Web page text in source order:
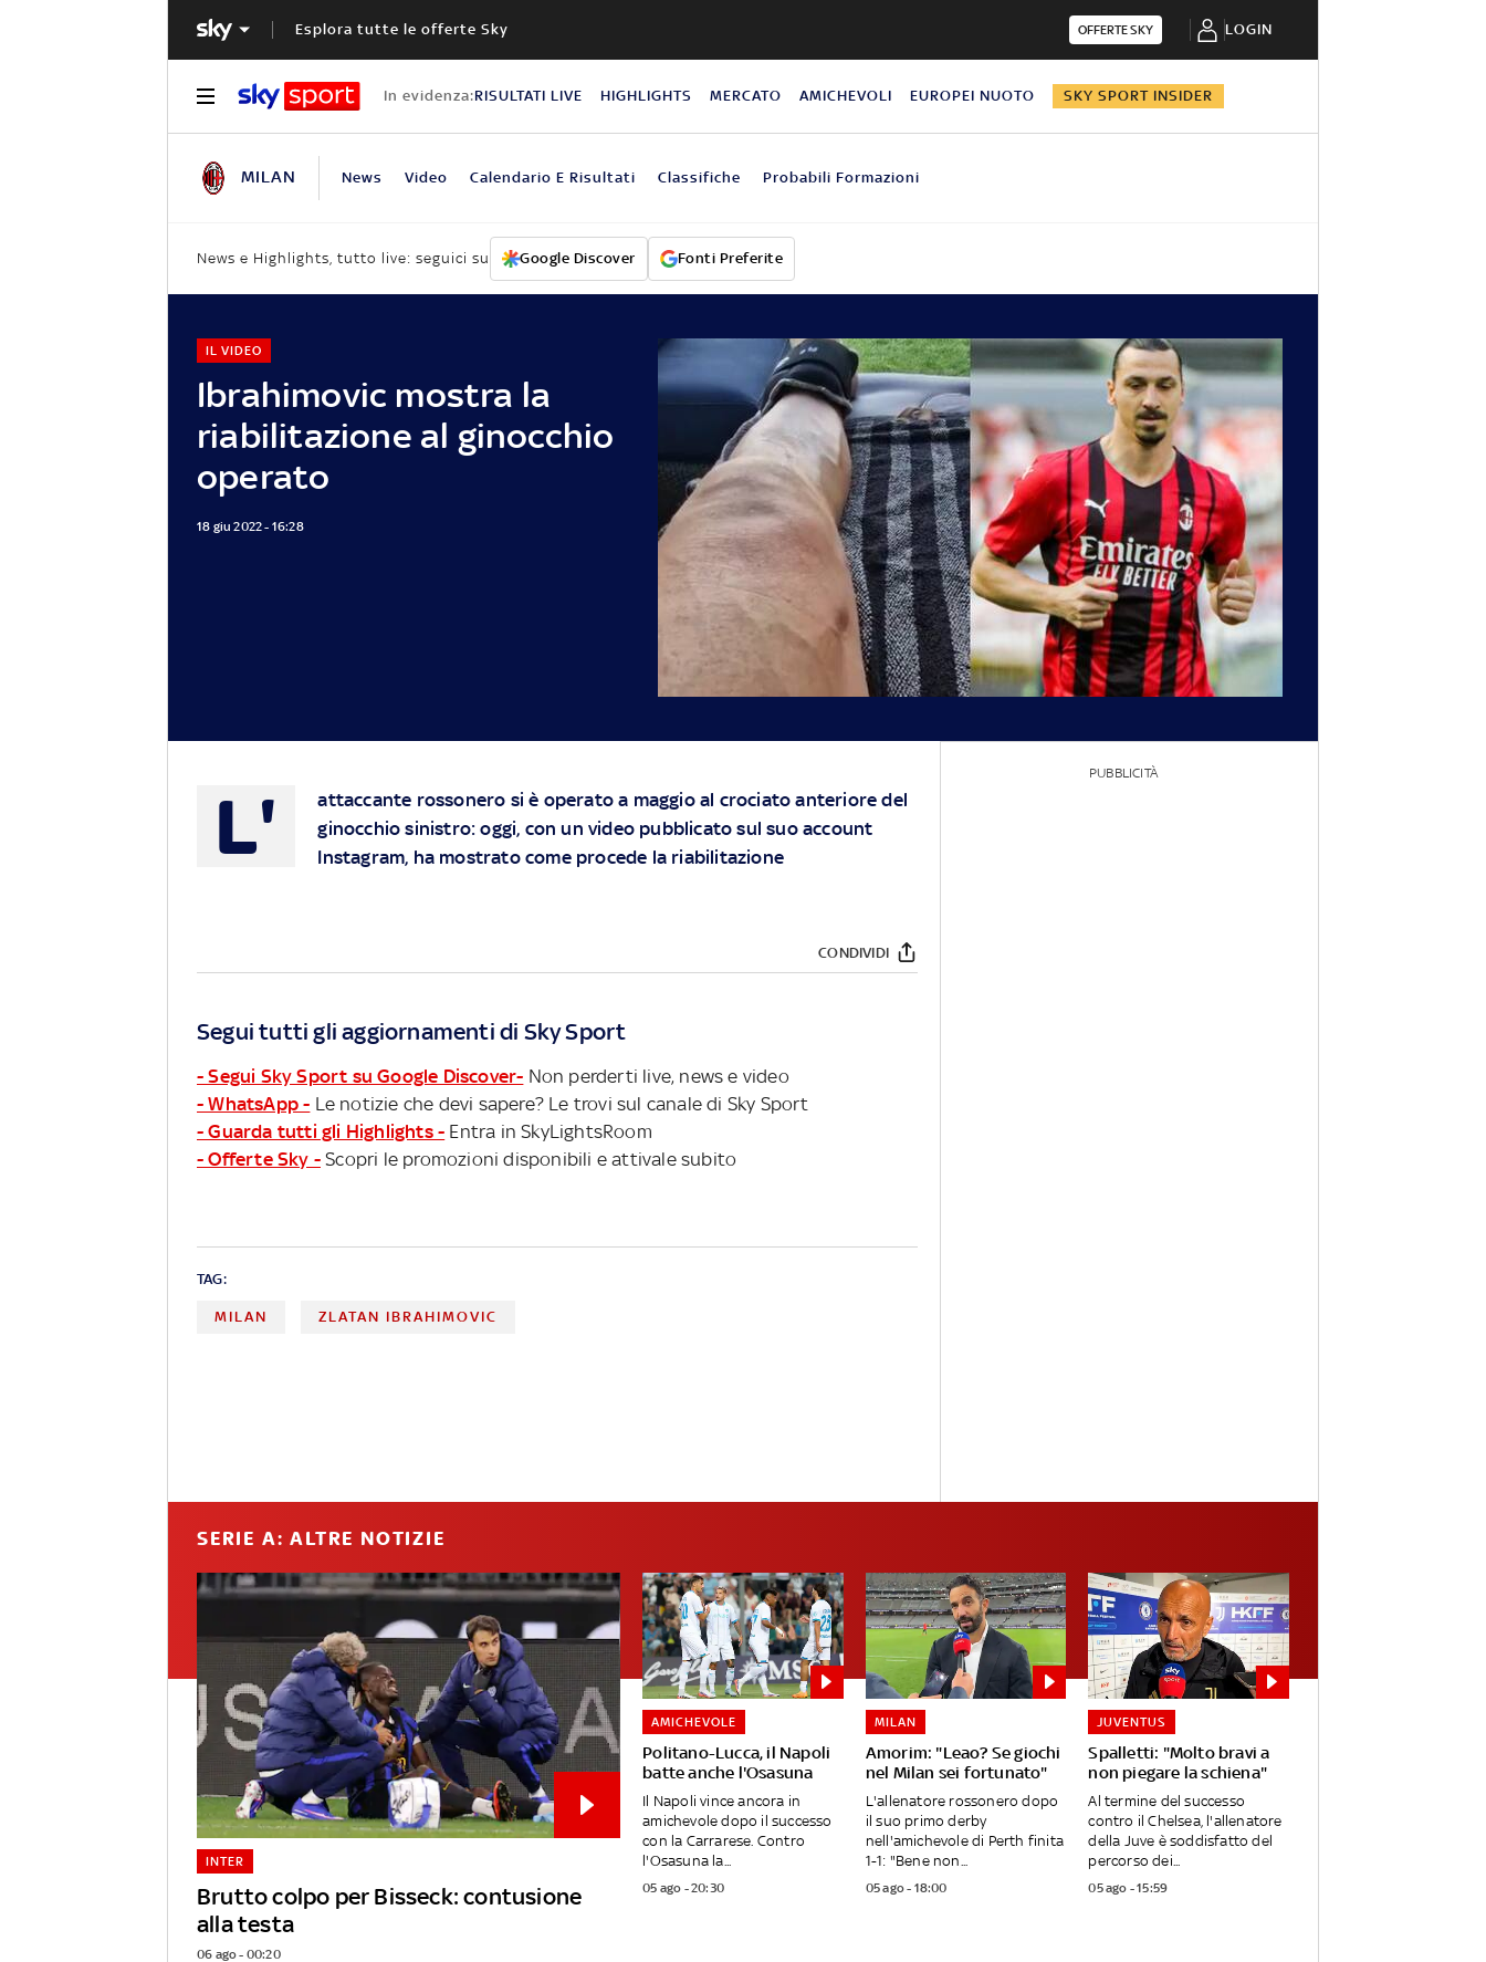
Esplora tutte le offerte Sky OFFERTE SKY LOGIN
In evidenza:RISULTATI LIVE HIGHLIGHTS MERCATO AMICHEVOLI EUROPEI NUOTO SKY SPORT INSIDER
MILAN News Video Calendario E Risultati Classifiche Probabili Formazioni
News e Highlights, tutto live: seguici su Google Discover Fonti Preferite
Ibrahimovic mostra la
riabilitazione al ginocchio
operato
IL VIDEO
18 giu 2022 - 16:28
L'
attaccante rossonero si è operato a maggio al crociato anteriore del
ginocchio sinistro: oggi, con un video pubblicato sul suo account
Instagram, ha mostrato come procede la riabilitazione
CONDIVIDI
Segui tutti gli aggiornamenti di Sky Sport
- Segui Sky Sport su Google Discover- Non perderti live, news e video
- WhatsApp - Le notizie che devi sapere? Le trovi sul canale di Sky Sport
- Guarda tutti gli Highlights - Entra in SkyLightsRoom
- Offerte Sky - Scopri le promozioni disponibili e attivale subito
TAG:
MILAN ZLATAN IBRAHIMOVIC
PUBBLICITÀ
SERIE A: ALTRE NOTIZIE
Brutto colpo per Bisseck: contusione
alla testa
INTER
06 ago - 00:20
Politano-Lucca, il Napoli
batte anche l'Osasuna
AMICHEVOLE
Il Napoli vince ancora in
amichevole dopo il successo
con la Carrarese. Contro
l'Osasuna la...
05 ago - 20:30
Amorim: "Leao? Se giochi
nel Milan sei fortunato"
MILAN
L'allenatore rossonero dopo
il suo primo derby
nell'amichevole di Perth finita
1-1: "Bene non...
05 ago - 18:00
Spalletti: "Molto bravi a
non piegare la schiena"
JUVENTUS
Al termine del successo
contro il Chelsea, l'allenatore
della Juve è soddisfatto del
percorso dei...
05 ago - 15:59